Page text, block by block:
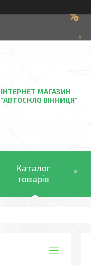
ІНТЕРНЕТ МАГАЗИН
"АВТОСКЛО ВІННИЦЯ"
Каталог
товарів